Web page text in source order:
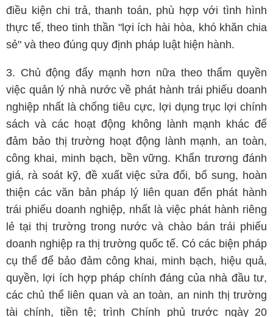
điều kiện chi trả, thanh toán, phù hợp với tình hình
thực tế, theo tinh thần "lợi ích hài hòa, khó khăn chia
sẻ" và theo đúng quy định pháp luật hiện hành.
3. Chủ động đẩy mạnh hơn nữa theo thẩm quyền
việc quản lý nhà nước về phát hành trái phiếu doanh
nghiệp nhất là chống tiêu cực, lợi dụng trục lợi chính
sách và các hoạt động không lành mạnh khác để
đảm bảo thị trường hoạt động lành mạnh, an toàn,
công khai, minh bạch, bền vững. Khẩn trương đánh
giá, rà soát kỹ, đề xuất việc sửa đổi, bổ sung, hoàn
thiện các văn bản pháp lý liên quan đến phát hành
trái phiếu doanh nghiệp, nhất là việc phát hành riêng
lẻ tại thị trường trong nước và chào bán trái phiếu
doanh nghiệp ra thị trường quốc tế. Có các biện pháp
cụ thể để bảo đảm công khai, minh bạch, hiệu quả,
quyền, lợi ích hợp pháp chính đáng của nhà đầu tư,
các chủ thể liên quan và an toàn, an ninh thị trường
tài chính, tiền tệ; trình Chính phủ trước ngày 20